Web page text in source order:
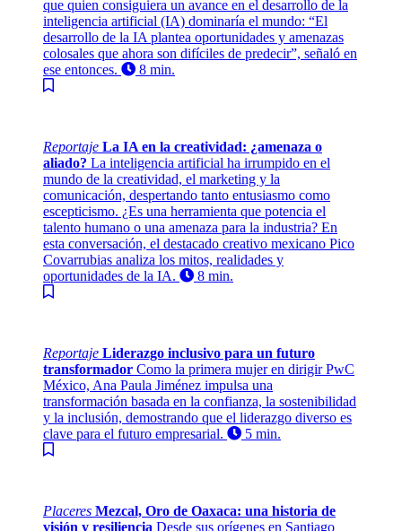
que quien consiguiera un avance en el desarrollo de la
inteligencia artificial (IA) dominaría el mundo: “El
desarrollo de la IA plantea oportunidades y amenazas
colosales que ahora son difíciles de predecir”, señaló en
ese entonces.
8 min.
Reportaje La IA en la creatividad: ¿amenaza o
aliado? La inteligencia artificial ha irrumpido en el
mundo de la creatividad, el marketing y la
comunicación, despertando tanto entusiasmo como
escepticismo. ¿Es una herramienta que potencia el
talento humano o una amenaza para la industria? En
esta conversación, el destacado creativo mexicano Pico
Covarrubias analiza los mitos, realidades y
oportunidades de la IA.
8 min.
Reportaje Liderazgo inclusivo para un futuro
transformador Como la primera mujer en dirigir PwC
México, Ana Paula Jiménez impulsa una
transformación basada en la confianza, la sostenibilidad
y la inclusión, demostrando que el liderazgo diverso es
clave para el futuro empresarial.
5 min.
Placeres Mezcal, Oro de Oaxaca: una historia de
visión y resiliencia Desde sus orígenes en Santiago